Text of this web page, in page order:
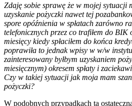
Zdaję sobie sprawę że w mojej sytuacji
uzyskanie pożyczki nawet tej
spore opóźnienia w spłatach zarówno
telefonicznych przez co trafiłem do
miesięcy kiedy spłaciłem do końca
poprawiła to jednak wpisy w w/w
zainteresowany byłbym uzyskaniem
miesięcznym) okresem spłaty i
Czy w takiej sytuacji jak moja mam
pożyczki?
W podobnych przypadkach ta